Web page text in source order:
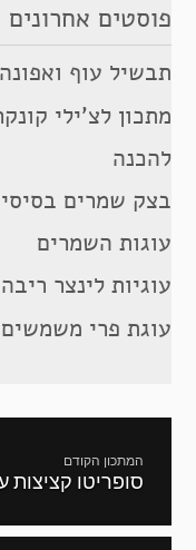
פוסטים אחרונים
תבשיל עוף
מתכון לצ’ילי
להכנה
בצק שמרים
עוגות השמרים
עוגיות לינצר
עוגת פרי
המתכון הקודם
מתכון
סופריטו קציצות